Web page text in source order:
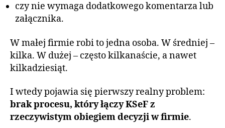
czy nie wymaga dodatkowego komentarza lub
załącznika.
W małej firmie robi to jedna osoba. W średniej –
kilka. W dużej – często kilkanaście, a nawet
kilkadziesiąt.
I wtedy pojawia się pierwszy realny problem:
brak procesu, który łączy KSeF z
rzeczywistym obiegiem decyzji w firmie.